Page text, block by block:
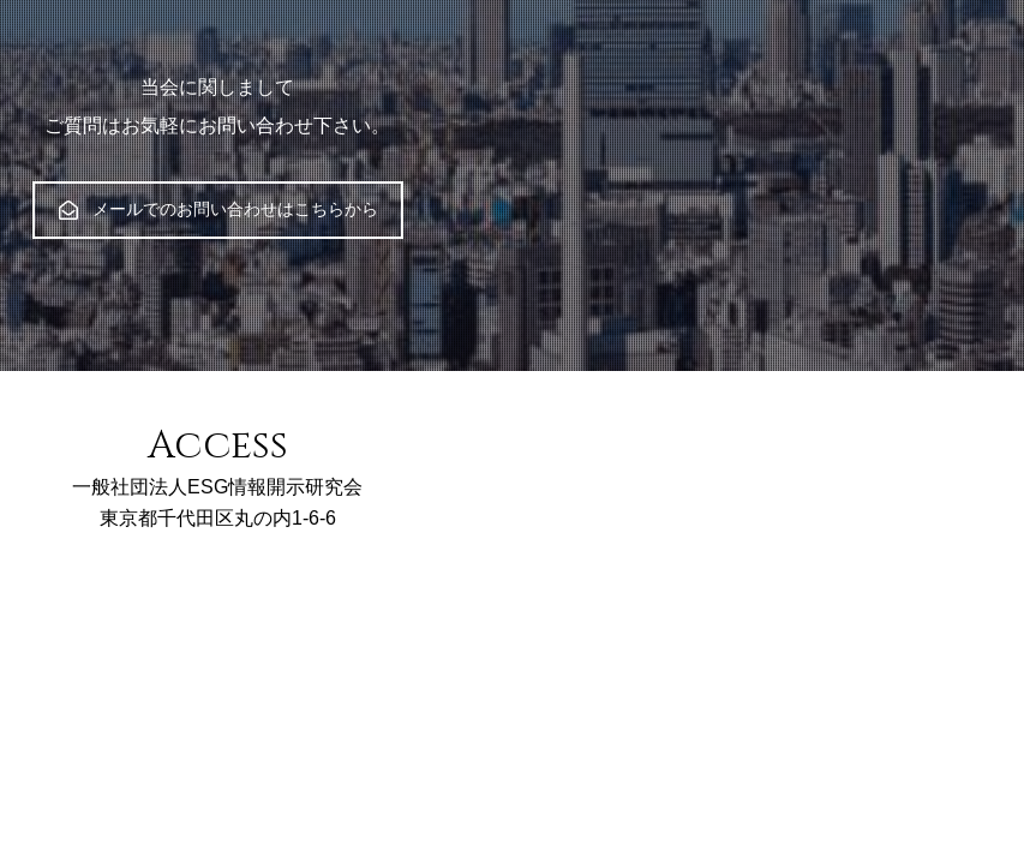
当会に関しまして
ご質問はお気軽にお問い合わせ下さい。
メールでのお問い合わせはこちらから
Access
一般社団法人ESG情報開示研究会
東京都千代田区丸の内1-6-6